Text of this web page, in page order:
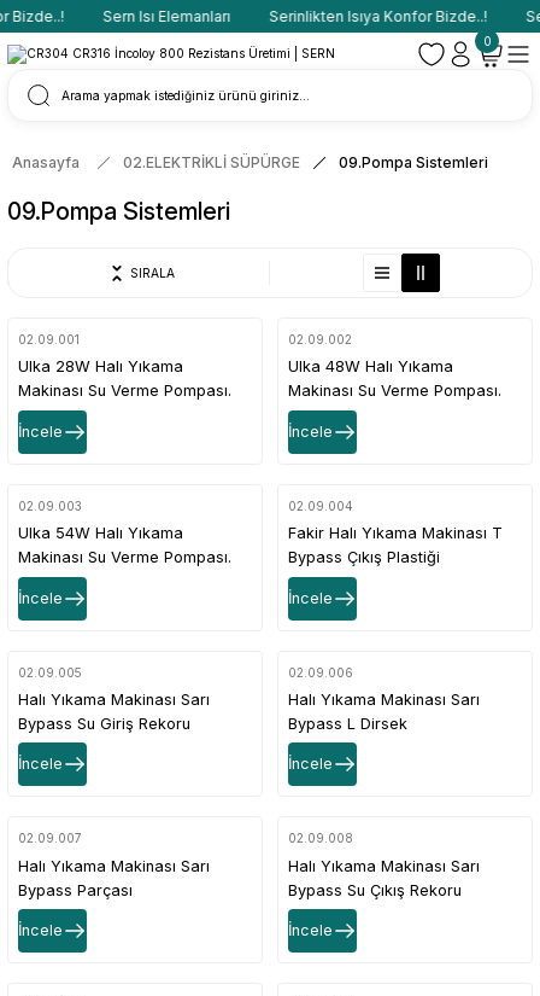
Sern Isı Elemanları Serinlikten Isıya Konfor Bizde..!
0
Anasayfa 02.ELEKTRİKLİ SÜPÜRGE 09.Pompa Sistemleri
09.Pompa Sistemleri
SIRALA
02.09.001
Ulka 28W Halı Yıkama
Makinası Su Verme Pompası.
İncele
02.09.002
Ulka 48W Halı Yıkama
Makinası Su Verme Pompası.
İncele
02.09.003
Ulka 54W Halı Yıkama
Makinası Su Verme Pompası.
İncele
02.09.004
Fakir Halı Yıkama Makinası T
Bypass Çıkış Plastiği
İncele
02.09.005
Halı Yıkama Makinası Sarı
Bypass Su Giriş Rekoru
İncele
02.09.006
Halı Yıkama Makinası Sarı
Bypass L Dirsek
İncele
02.09.007
Halı Yıkama Makinası Sarı
Bypass Parçası
İncele
02.09.008
Halı Yıkama Makinası Sarı
Bypass Su Çıkış Rekoru
İncele